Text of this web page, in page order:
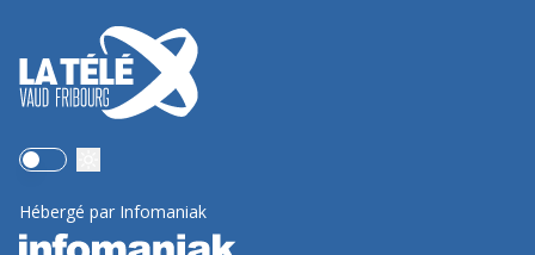
Use setting
Hébergé par Infomaniak